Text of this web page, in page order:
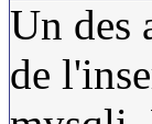
Un des
de